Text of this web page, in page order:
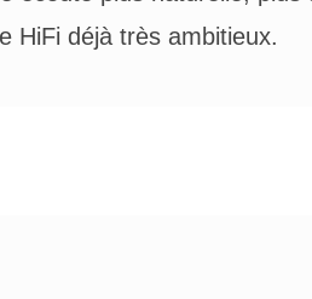
HiFi déjà très ambitieux.